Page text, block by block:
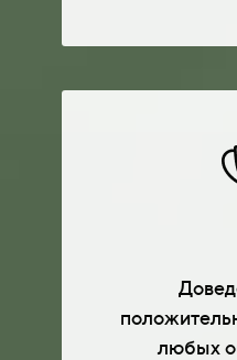
любых